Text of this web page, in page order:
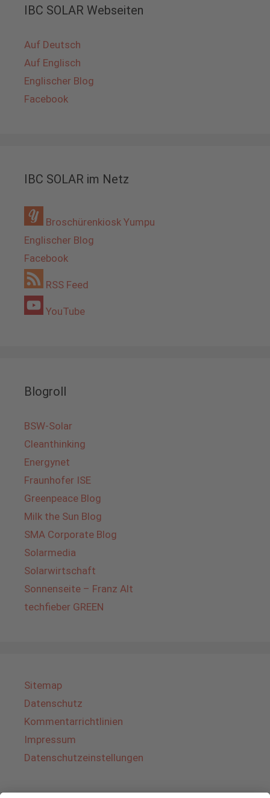
IBC SOLAR Webseiten
Auf Deutsch
Auf Englisch
Englischer Blog
Facebook
IBC SOLAR im Netz
Broschürenkiosk Yumpu
Englischer Blog
Facebook
RSS Feed
YouTube
Blogroll
BSW-Solar
Cleanthinking
Energynet
Fraunhofer ISE
Greenpeace Blog
Milk the Sun Blog
SMA Corporate Blog
Solarmedia
Solarwirtschaft
Sonnenseite – Franz Alt
techfieber GREEN
Sitemap
Datenschutz
Kommentarrichtlinien
Impressum
Datenschutzeinstellungen